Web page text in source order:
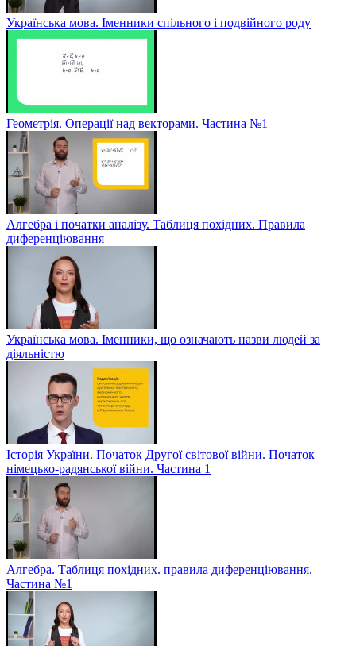
Українська мова. Іменники спільного і подвійного роду
Геометрія. Операції над векторами. Частина №1
Алгебра і початки аналізу. Таблиця похідних. Правила
диференціювання
Українська мова. Іменники, що означають назви людей за
діяльністю
Історія України. Початок Другої світової війни. Початок
німецько-радянської війни. Частина 1
Алгебра. Таблиця похідних. правила диференціювання.
Частина №1